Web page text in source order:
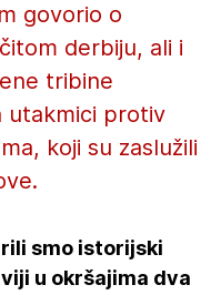
govorio o
derbiju, ali i
tribine
utakmici protiv
koji su zaslužili
smo istorijski
u okršajima dva